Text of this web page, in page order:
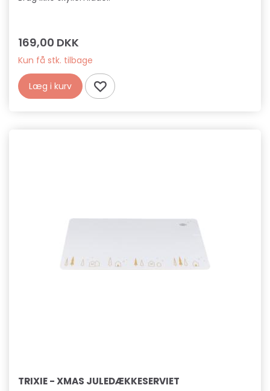
169,00 DKK
Kun få stk. tilbage
Læg i kurv
TRIXIE - XMAS JULEDÆKKESERVIET